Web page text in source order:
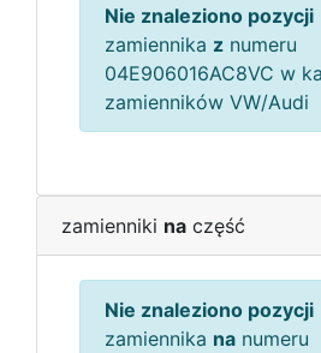
Nie znaleziono pozycji
zamiennika z numeru
04E906016AC8VC w
zamienników VW/Audi
zamienniki na część
Nie znaleziono pozycji
zamiennika na numeru